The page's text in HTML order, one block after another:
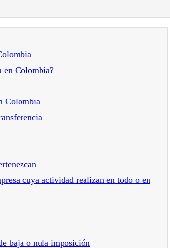
en Colombia?
Colombia
cuya actividad realizan en todo o en
baja o nula imposición